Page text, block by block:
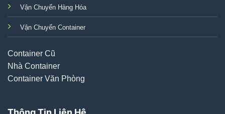
Vận Chuyển Hàng Hóa
Vận Chuyển Container
Container Cũ
Nhà Container
Container Văn Phòng